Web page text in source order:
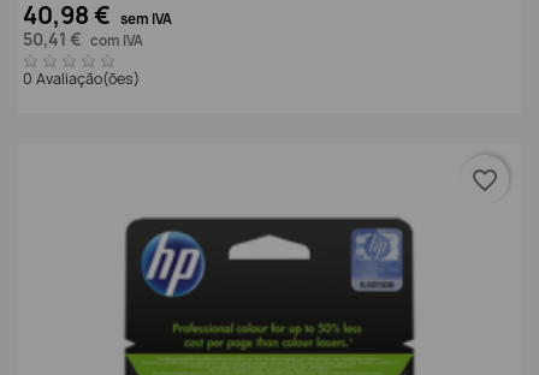
40,98 € sem IVA
50,41 € com IVA
0 Avaliação(ões)
favorite_border